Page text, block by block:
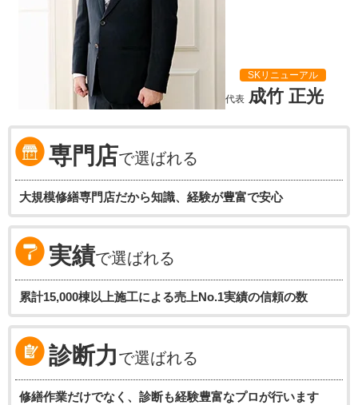
SKリニューアル
代表 成竹 正光
専門店で選ばれる
大規模修繕専門店だから知識、経験が豊富で安心
実績で選ばれる
累計15,000棟以上施工による売上No.1実績の信頼の数
診断力で選ばれる
修繕作業だけでなく、診断も経験豊富なプロが行います